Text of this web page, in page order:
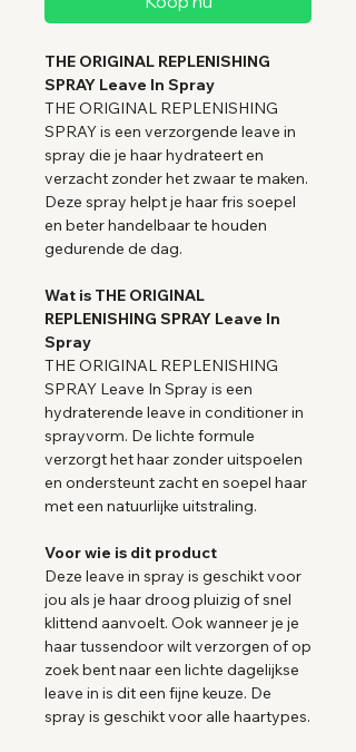
THE ORIGINAL REPLENISHING
SPRAY Leave In Spray
THE ORIGINAL REPLENISHING
SPRAY is een verzorgende leave in
spray die je haar hydrateert en
verzacht zonder het zwaar te maken.
Deze spray helpt je haar fris soepel
en beter handelbaar te houden
gedurende de dag.
Wat is THE ORIGINAL
REPLENISHING SPRAY Leave In
Spray
THE ORIGINAL REPLENISHING
SPRAY Leave In Spray is een
hydraterende leave in conditioner in
sprayvorm. De lichte formule
verzorgt het haar zonder uitspoelen
en ondersteunt zacht en soepel haar
met een natuurlijke uitstraling.
Voor wie is dit product
Deze leave in spray is geschikt voor
jou als je haar droog pluizig of snel
klittend aanvoelt. Ook wanneer je je
haar tussendoor wilt verzorgen of op
zoek bent naar een lichte dagelijkse
leave in is dit een fijne keuze. De
spray is geschikt voor alle haartypes.